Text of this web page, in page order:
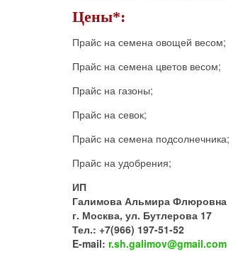
Цены*:
Прайс на семена овощей весом;
Прайс на семена цветов весом;
Прайс на газоны;
Прайс на севок;
Прайс на семена подсолнечника;
Прайс на удобрения;
ИП
Галимова Альмира Флюровна
г. Москва, ул. Бутлерова 17
Тел.: +7(966) 197-51-52
E-mail: r.sh.galimov@gmail.com